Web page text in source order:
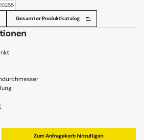
Gesamter Produktkatalog
den gewünschten Wert ein oder
Zum Anfragekorb hinzufügen